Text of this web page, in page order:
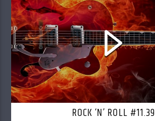
ROCK ‘N’ ROLL #11.39